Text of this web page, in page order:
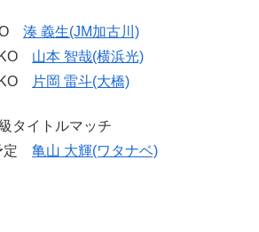
湊 義生(JM加古川)
山本 智哉(横浜光)
片岡 雷斗(大橋)
タイトルマッチ
定 亀山 大輝(ワタナベ)